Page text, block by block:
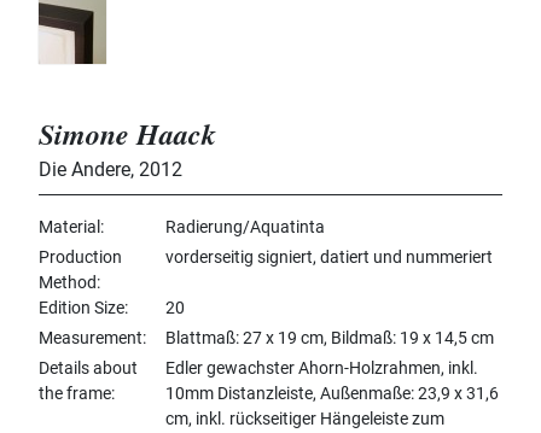
Simone Haack
Die Andere, 2012
Material
Radierung/Aquatinta
Production
Method
vorderseitig signiert, datiert und nummeriert
Edition Size
20
Measurement
Blattmaß: 27 x 19 cm, Bildmaß: 19 x 14,5 cm
Details about
the frame
Edler gewachster Ahorn-Holzrahmen, inkl.
10mm Distanzleiste, Außenmaße: 23,9 x 31,6
cm, inkl. rückseitiger Hängeleiste zum